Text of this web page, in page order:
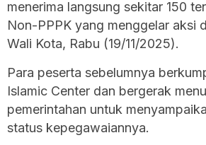
menerima langsung sekitar 150
Non-PPPK yang menggelar aksi
Wali Kota, Rabu (19/11/2025).
Para peserta sebelumnya
Islamic Center dan bergerak
pemerintahan untuk
status kepegawaiannya.